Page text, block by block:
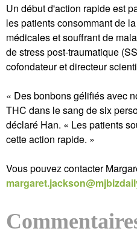
Un début d'action rapide est
les patients consommant de
médicales et souffrant de
de stress post-traumatique
cofondateur et directeur
« Des bonbons gélifiés avec
THC dans le sang de six
déclaré Han. « Les patients
cette action rapide. »
Vous pouvez contacter